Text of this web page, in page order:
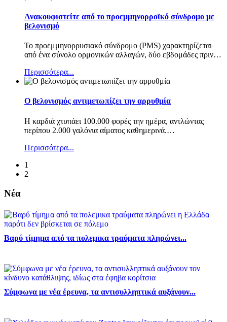
Ανακουφιστείτε από το προεμμηνορροϊκό σύνδρομο με
βελονισμό
Το προεμμηνορρυσιακό σύνδρομο (PMS) χαρακτηρίζεται
από ένα σύνολο ορμονικών αλλαγών, δύο εβδομάδες πριν…
Περισσότερα...
Ο βελονισμός αντιμετωπίζει την αρρυθμία
Η καρδιά χτυπάει 100.000 φορές την ημέρα, αντλώντας
περίπου 2.000 γαλόνια αίματος καθημερινά.…
Περισσότερα...
1
2
Νέα
Βαρύ τίμημα από τα πολεμικα τραύματα πληρώνει...
Σύμφωνα με νέα έρευνα, τα αντισυλληπτικά αυξάνουν...